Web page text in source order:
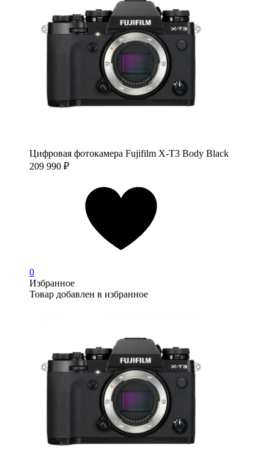
Цифровая фотокамера Fujifilm X-T3 Body Black
209 990 ₽
0
Избранное
Товар добавлен в избранное